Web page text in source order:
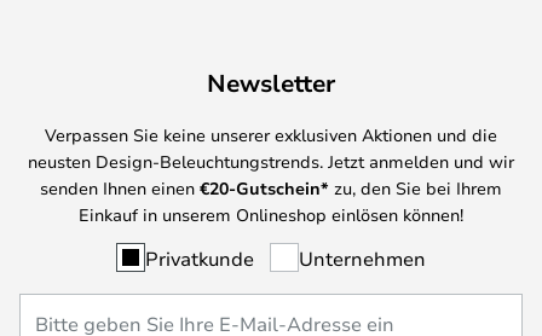
Newsletter
Verpassen Sie keine unserer exklusiven Aktionen und die
neusten Design-Beleuchtungstrends. Jetzt anmelden und wir
senden Ihnen einen €20-Gutschein* zu, den Sie bei Ihrem
Einkauf in unserem Onlineshop einlösen können!
Privatkunde Unternehmen